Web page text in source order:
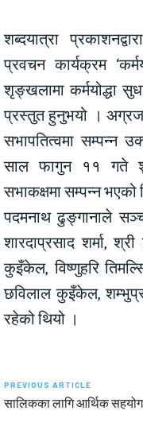
शब्दयात्रा
प्रवचन कार्यक्रम
शृङ्खलामा कर्मयोद्धा
प्रस्तुत हुनुभयो ।
सभापतित्वमा सम्पन्न
साल फागुन ११ गते
सभाकक्षमा सम्पन्न भएको
पदमनाथ ढुङ्गानाले
शारदाप्रसाद शर्मा,
कुइँकेल, विष्णुहरि
छविलाल कुइँकेल,
रहेको थियो ।
PREVIOUS ARTICLE
सालिकका लागि आर्थिक सहयोग